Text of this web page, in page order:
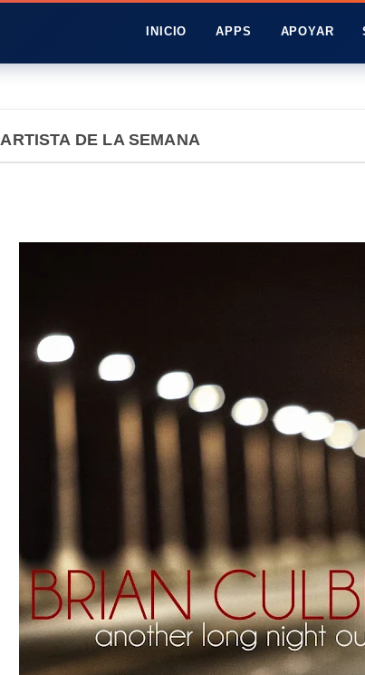
INICIO APPS APOYAR
DE LA SEMANA